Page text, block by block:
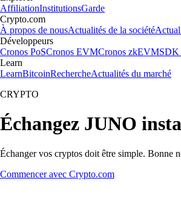
AffiliationInstitutionsGarde
Crypto.com
À propos de nousActualités de la société
Développeurs
Cronos PoSCronos EVMCronos zkEVMSDK
Learn
LearnBitcoinRechercheActualités du marché
CRYPTO
Échangez JUNO
Échanger vos cryptos doit être simple. Bonne
Commencer avec Crypto.com